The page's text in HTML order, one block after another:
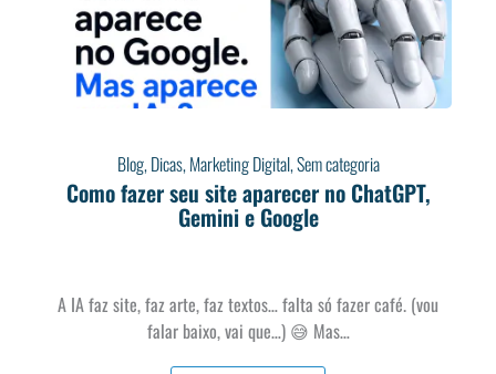
Blog,Dicas,Marketing Digital,Sem categoria
Como fazer seu site aparecer no ChatGPT,
Gemini e Google
A IA faz site, faz arte, faz textos… falta só fazer café. (vou
falar baixo, vai que…) 😅 Mas…